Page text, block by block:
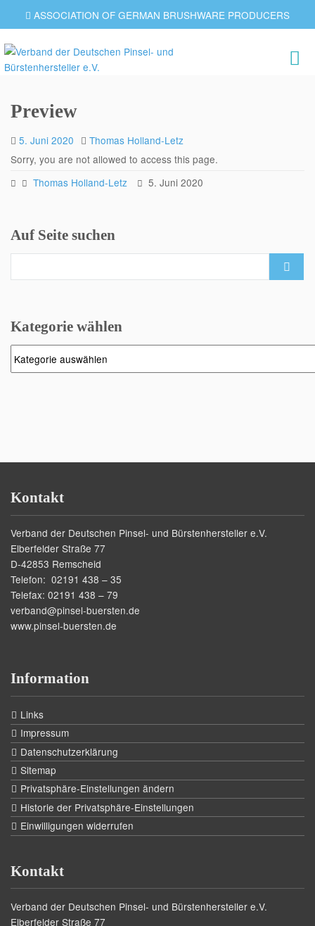
ASSOCIATION OF GERMAN BRUSHWARE PRODUCERS
Preview
5. Juni 2020
Thomas Holland-Letz
Sorry, you are not allowed to access this page.
Thomas Holland-Letz
5. Juni 2020
Auf Seite suchen
for:
Kategorie wählen
wählen
Kontakt
Verband der Deutschen Pinsel- und Bürstenhersteller e.V.
Elberfelder Straße 77
D-42853 Remscheid
Telefon: 02191 438 – 35
Telefax: 02191 438 – 79
verband@pinsel-buersten.de
www.pinsel-buersten.de
Information
Links
Impressum
Datenschutzerklärung
Sitemap
Privatsphäre-Einstellungen ändern
Historie der Privatsphäre-Einstellungen
Einwilligungen widerrufen
Kontakt
Verband der Deutschen Pinsel- und Bürstenhersteller e.V.
Elberfelder Straße 77